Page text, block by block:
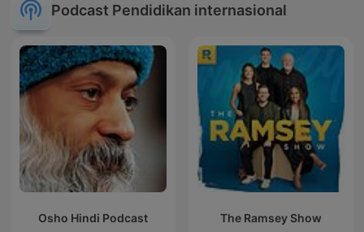
Podcast Pendidikan internasional
Osho Hindi Podcast The Ramsey Show